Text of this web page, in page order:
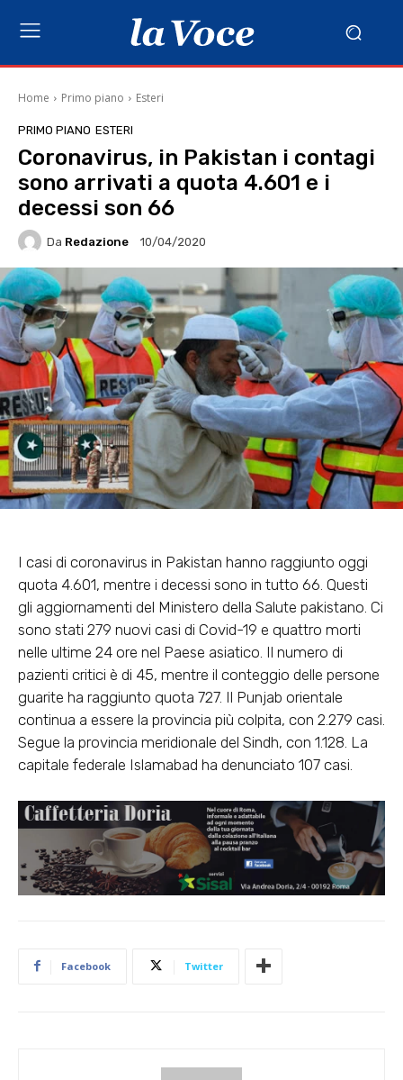
Home Primo piano Esteri
PRIMO PIANO ESTERI
Coronavirus, in Pakistan i contagi
sono arrivati a quota 4.601 e i
decessi son 66
Da Redazione 10/04/2020
I casi di coronavirus in Pakistan hanno raggiunto oggi
quota 4.601, mentre i decessi sono in tutto 66. Questi
gli aggiornamenti del Ministero della Salute pakistano. Ci
sono stati 279 nuovi casi di Covid-19 e quattro morti
nelle ultime 24 ore nel Paese asiatico. Il numero di
pazienti critici è di 45, mentre il conteggio delle persone
guarite ha raggiunto quota 727. Il Punjab orientale
continua a essere la provincia più colpita, con 2.279 casi.
Segue la provincia meridionale del Sindh, con 1.128. La
capitale federale Islamabad ha denunciato 107 casi.
Facebook Twitter